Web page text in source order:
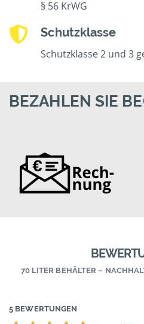
§ 56 KrWG
Schutzklasse
Schutzklasse 2 und 3
BEZAHLEN SIE
70 LITER BEHÄLTER –
5 BEWERTUNGEN